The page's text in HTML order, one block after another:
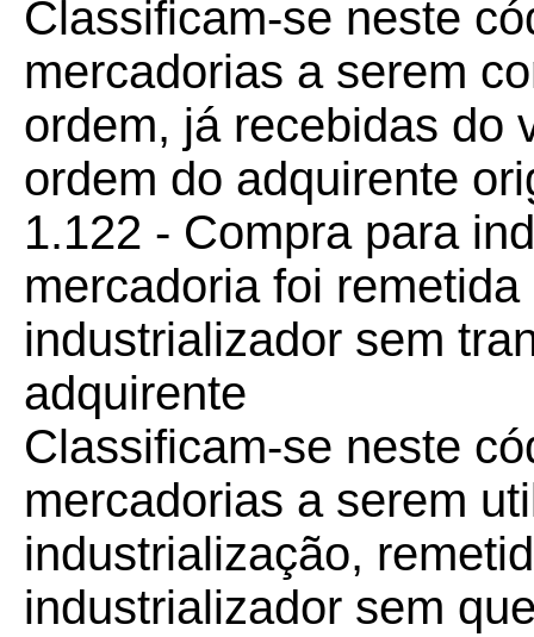
Classificam-se neste
mercadorias a serem
ordem, já recebidas do
ordem do adquirente
1.122 - Compra para
mercadoria foi
industrializador sem
adquirente
Classificam-se neste
mercadorias a serem
industrialização,
industrializador sem